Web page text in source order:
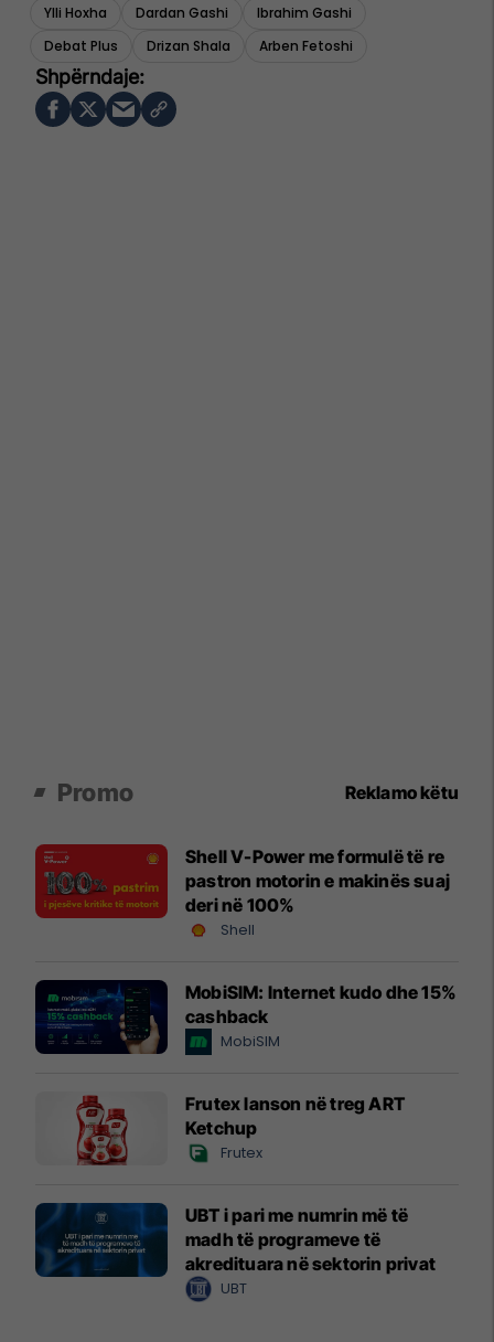
Ylli Hoxha Dardan Gashi
Ibrahim Gashi
Debat Plus
Drizan Shala Arben Fetoshi
Promo Reklamo këtu
Shell V-Power me formulë të re
pastron motorin e makinës suaj
deri në 100%
Shell
MobiSIM: Internet kudo dhe 15%
cashback
MobiSIM
Frutex lanson në treg ART
Ketchup
Frutex
UBT i pari me numrin më të
madh të programeve të
akredituara në sektorin privat
UBT